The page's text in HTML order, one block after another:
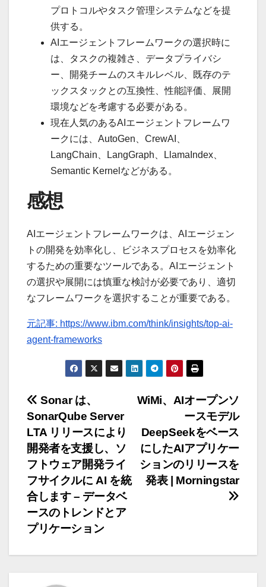
プロトコルやタスク管理システムなどを提
供する。
AIエージェントフレームワークの選択時に
は、タスクの複雑さ、データプライバシ
ー、開発チームのスキルレベル、既存のテ
ックスタックとの互換性、性能評価、展開
環境などを考慮する必要がある。
現在人気のあるAIエージェントフレームワ
ークには、AutoGen、CrewAI、
LangChain、LangGraph、LlamaIndex、
Semantic Kernelなどがある。
感想
AIエージェントフレームワークは、AIエージェン
トの開発を効率化し、ビジネスプロセスを効率化
するための重要なツールである。AIエージェント
の選択や展開には慎重な検討が必要であり、適切
なフレームワークを選択することが重要である。
元記事: https://www.ibm.com/think/insights/top-ai-
agent-frameworks
投
稿
ナ
ビ
ゲ
ー
シ
WiMi、AIオープンソ
ースモデル
DeepSeekをベース
にしたAIアプリケー
ションのリリースを
発表 | Morningstar
Sonar は、
SonarQube Server
LTA リリースにより
開発者を支援し、ソ
フトウェア開発ライ
フサイクルに AI を統
合します – データベ
ースのトレンドとア
プリケーション